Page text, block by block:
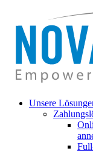
Unsere